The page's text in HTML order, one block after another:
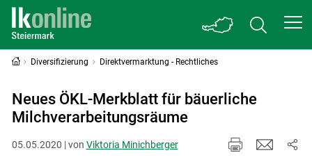
Diversifizierung Direktvermarktung - Rechtliches
Neues ÖKL-Merkblatt für bäuerliche
Milchverarbeitungsräume
05.05.2020 | von Viktoria Minichberger